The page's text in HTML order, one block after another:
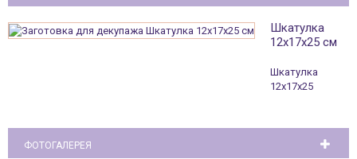
Шкатулка
12х17х25 см
Шкатулка
12х17х25
ФОТОГАЛЕРЕЯ